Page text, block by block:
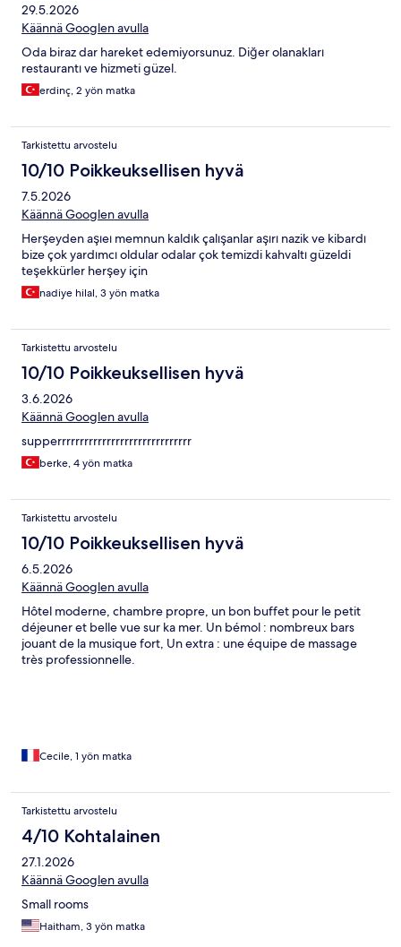
29.5.2026
Käännä Googlen avulla
Oda biraz dar hareket edemiyorsunuz. Diğer olanakları
restaurantı ve hizmeti güzel.
erdinç, 2 yön matka
Tarkistettu arvostelu
10/10 Poikkeuksellisen hyvä
7.5.2026
Käännä Googlen avulla
Herşeyden aşıeı memnun kaldık çalışanlar aşırı nazik ve kibardı
bize çok yardımcı oldular odalar çok temizdi kahvaltı güzeldi
teşekkürler herşey için
nadiye hilal, 3 yön matka
Tarkistettu arvostelu
10/10 Poikkeuksellisen hyvä
3.6.2026
Käännä Googlen avulla
supperrrrrrrrrrrrrrrrrrrrrrrrrrrrrr
berke, 4 yön matka
Tarkistettu arvostelu
10/10 Poikkeuksellisen hyvä
6.5.2026
Käännä Googlen avulla
Hôtel moderne, chambre propre, un bon buffet pour le petit
déjeuner et belle vue sur ka mer. Un bémol : nombreux bars
jouant de la musique fort, Un extra : une équipe de massage
très professionnelle.
Cecile, 1 yön matka
Tarkistettu arvostelu
4/10 Kohtalainen
27.1.2026
Käännä Googlen avulla
Small rooms
Haitham, 3 yön matka